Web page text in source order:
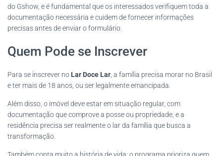
do Gshow, e é fundamental que os interessados verifiquem toda a
documentação necessária e cuidem de fornecer informações
precisas antes de enviar o formulário.
Quem Pode se Inscrever
Para se inscrever no Lar Doce Lar , a família precisa morar no Brasil
e ter mais de 18 anos, ou ser legalmente emancipada.
Além disso, o imóvel deve estar em situação regular, com
documentação que comprove a posse ou propriedade, e a
residência precisa ser realmente o lar da família que busca a
transformação.